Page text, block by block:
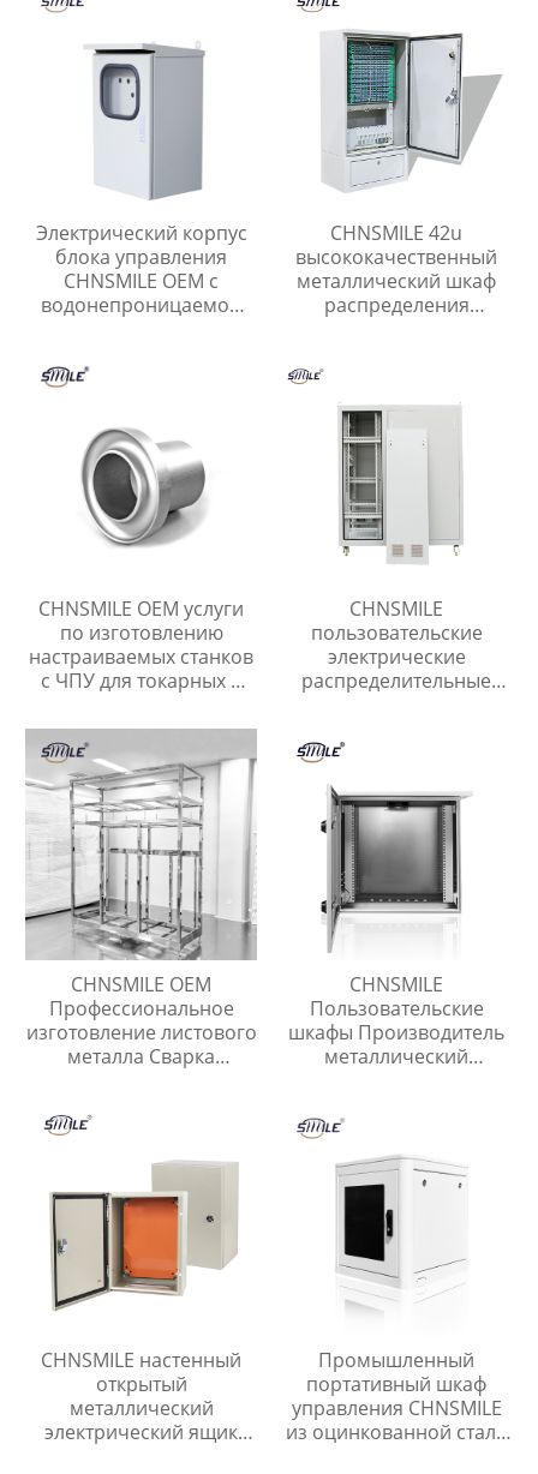
Электрический корпус
блока управления
CHNSMILE OEM с
водонепроницаемой
атмосферных
CHNSMILE 42u
высококачественный
металлический шкаф
распределения
CHNSMILE OEM услуги
по изготовлению
настраиваемых станков
с ЧПУ для токарных и
алюминия
CHNSMILE
пользовательские
электрические
распределительные
шкаф управления
CHNSMILE OEM
Профессиональное
изготовление листового
металла Сварка
по изготовлению
CHNSMILE
Пользовательские
шкафы Производитель
металлический
CHNSMILE настенный
открытый
металлический
электрический ящик
Промышленный
портативный шкаф
управления CHNSMILE
из оцинкованной стали